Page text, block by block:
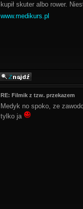
kupił skuter albo rower.
www.medikurs.pl
RE: Filmik z tzw. przekazem
Medyk no spoko, ze
tylko ja